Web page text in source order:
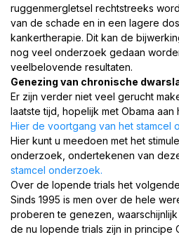
Therapeut & verpleging
Financieel & PGB
Lid worden
Contact →
ruggenmergletsel rechtstreeks
van de schade en in een lagere
kankertherapie. Dit kan de
nog veel onderzoek gedaan
veelbelovende resultaten.
Genezing van chronische
Er zijn verder niet veel gerucht
laatste tijd, hopelijk met Obama aan
Hier de voortgang van het stamcel
Hier kunt u meedoen met het
onderzoek, ondertekenen van
stamcel onderzoek.
Over de lopende trials het
Sinds 1995 is men over de hele
proberen te genezen,
de nu lopende trials zijn in principe